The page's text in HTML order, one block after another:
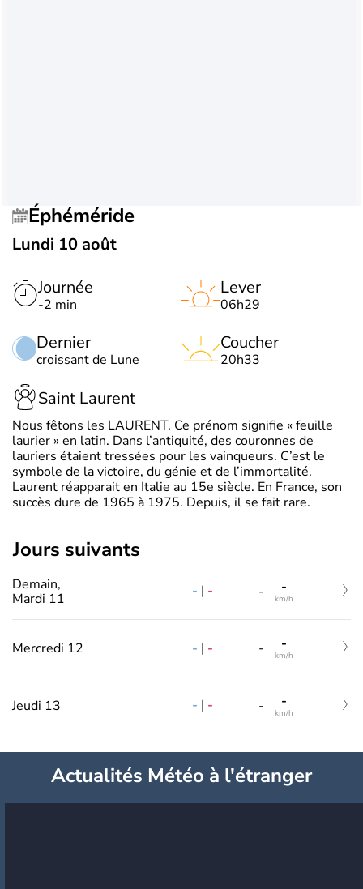
Éphéméride
Lundi 10 août
Journée
-2 min
Dernier
croissant de Lune
Lever
06h29
Coucher
20h33
Saint Laurent
Nous fêtons les LAURENT. Ce prénom signifie « feuille
laurier » en latin. Dans l’antiquité, des couronnes de
lauriers étaient tressées pour les vainqueurs. C’est le
symbole de la victoire, du génie et de l’immortalité.
Laurent réapparait en Italie au 15e siècle. En France, son
succès dure de 1965 à 1975. Depuis, il se fait rare.
jours suivants
Demain,
Mardi 11
- | - - -
km/h
Mercredi 12 - | - - -
km/h
Jeudi 13 - | - - -
km/h
Actualités Météo à l'étranger